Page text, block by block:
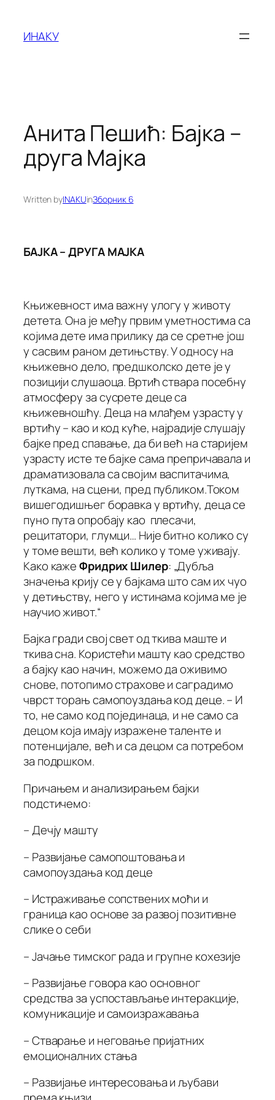
содржината
ИНАКУ
Анита Пешић: Бајка –
друга Мајка
Written byINAKUinЗборник 6
БАЈКА – ДРУГА МАЈКА
Књижевност има важну улогу у животу
детета. Она је међу првим уметностима са
којима дете има прилику да се сретне још
у сасвим раном детињству. У односу на
књижевно дело, предшколско дете је у
позицији слушаоца. Вртић ствара посебну
атмосферу за сусрете деце са
књижевношћу. Деца на млађем узрасту у
вртићу – као и код куће, најрадије слушају
бајке пред спавање, да би већ на старијем
узрасту исте те бајке сама препричавала и
драматизовала са својим васпитачима,
луткама, на сцени, пред публиком.Током
вишегодишњег боравка у вртићу, деца се
пуно пута опробају као плесачи,
рецитатори, глумци… Није битно колико су
у томе вешти, већ колико у томе уживају.
Како кажеФридрих Шилер: „Дубља
значења крију се у бајкама што сам их чуо
у детињству, него у истинама којима ме је
научио живот.“
Бајка гради свој свет од ткива маште и
ткива сна. Користећи машту као средство
а бајку као начин, можемо да оживимо
снове, потопимо страхове и саградимо
чврст торањ самопоуздања код деце. – И
то, не само код појединаца, и не само са
децом која имају изражене таленте и
потенцијале, већ и са децом са потребом
за подршком.
Причањем и анализирањем бајки
подстичемо:
– Дечју машту
– Развијање самопоштовања и
самопоуздања код деце
– Истраживање сопствених моћи и
граница као основе за развој позитивне
слике о себи
– Јачање тимског рада и групне кохезије
– Развијање говора као основног
средства за успостављање интеракције,
комуникације и самоизражавања
– Стварање и неговање пријатних
емоционалних стања
– Развијање интересовања и љубави